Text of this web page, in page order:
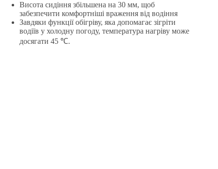
Висота сидіння збільшена на 30 мм, щоб
забезпечити комфортніші враження від водіння
Завдяки функції обігріву, яка допомагає зігріти
водіїв у холодну погоду, температура нагріву може
досягати 45 ℃.